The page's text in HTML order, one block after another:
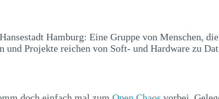
Hamburg: Eine Gruppe von Menschen,
und Projekte reichen von Soft- und Hardware zu